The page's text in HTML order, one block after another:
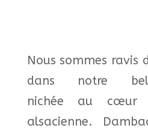
Nous sommes ravis
dans notre
nichée au cœur
alsacienne.